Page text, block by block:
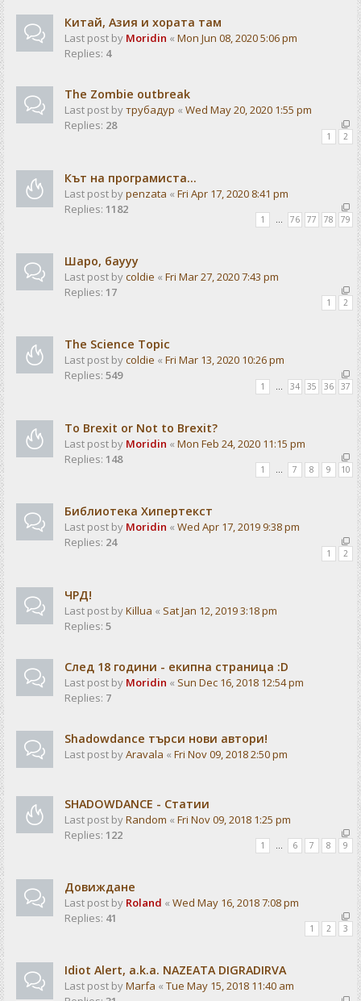
Китай, Азия и хората там
Last post by Moridin « Mon Jun 08, 2020 5:06 pm
Replies: 4
The Zombie outbreak
Last post byтрубадур « Wed May 20, 2020 1:55 pm
Replies: 28
1 2
Кът на програмиста...
Last post bypenzata « Fri Apr 17, 2020 8:41 pm
Replies: 1182
1 … 76 77 78 79
Шаро, баууу
Last post bycoldie « Fri Mar 27, 2020 7:43 pm
Replies: 17
1 2
The Science Topic
Last post bycoldie « Fri Mar 13, 2020 10:26 pm
Replies: 549
1 34 35 36 37
To Brexit or Not to Brexit?
Last post by Moridin « Mon Feb 24, 2020 11:15 pm
Replies: 148
1 … 7 8 9 10
Библиотека Хипертекст
Last post by Moridin « Wed Apr 17, 2019 9:38 pm
Replies: 24
1 2
ЧРД!
Last post byKillua « Sat Jan 12, 2019 3:18 pm
Replies: 5
След 18 години - екипна страница :D
Last post by Moridin « Sun Dec 16, 2018 12:54 pm
Replies: 7
Shadowdance търси нови автори!
Last post byAravala « Fri Nov 09, 2018 2:50 pm
SHADOWDANCE - Статии
Last post byRandom « Fri Nov 09, 2018 1:25 pm
Replies: 122
1 … 6 7 8 9
Довиждане
Last post by Roland « Wed May 16, 2018 7:08 pm
Replies: 41
1 2 3
Idiot Alert, a.k.a. NAZEATA DIGRADIRVA
Last post byMarfa « Tue May 15, 2018 11:40 am